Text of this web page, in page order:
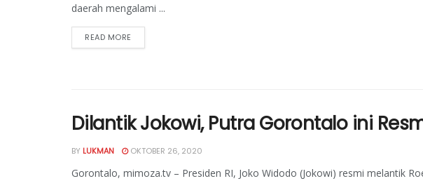
daerah mengalami ...
READ MORE
Dilantik Jokowi, Putra Gorontalo ini
BY LUKMAN OKTOBER 26, 2020
Gorontalo, mimoza.tv – Presiden RI, Joko Widodo (Jokowi) resmi melantik